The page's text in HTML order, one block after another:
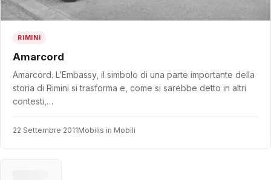
RIMINI
Amarcord
Amarcord. L’Embassy, il simbolo di una parte importante della
storia di Rimini si trasforma e, come si sarebbe detto in altri
contesti,…
22 Settembre 2011Mobilis in Mobili